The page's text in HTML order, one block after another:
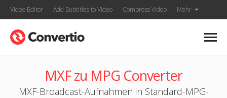
Video Editor Add Subtitles to Video Compress Video Mehr
MXF zu MPG Converter
MXF-Broadcast-Aufnahmen in Standard-MPG-